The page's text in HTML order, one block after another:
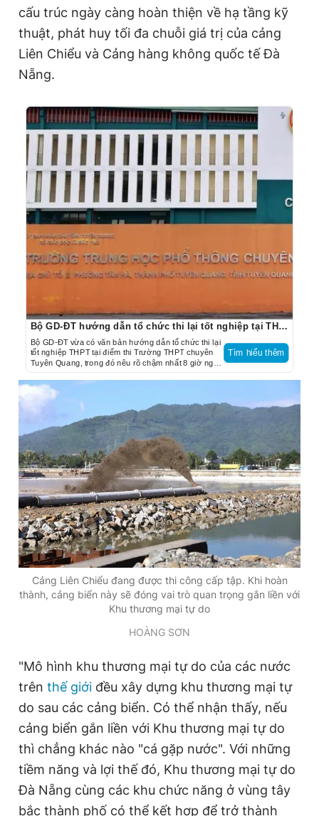
cấu trúc ngày càng hoàn thiện về hạ tầng kỹ
thuật, phát huy tối đa chuỗi giá trị của cảng
Liên Chiểu và Cảng hàng không quốc tế Đà
Nẵng.
Bộ GD-ĐT hướng dẫn tổ chức thi lại tốt nghiệp tại THPT chuyên Tuyên Quang
Bộ GD-ĐT vừa có văn bản hướng dẫn tổ chức thi lại
tốt nghiệp THPT tại điểm thi Trường THPT chuyên
Tuyên Quang, trong đó nêu rõ chậm nhất 8 giờ ngày
19.8, địa phương phải công bố kết quả thi.
Tìm hiểu thêm
Cảng Liên Chiểu đang được thi công cấp tập. Khi hoàn
thành, cảng biển này sẽ đóng vai trò quan trọng gắn liền với
Khu thương mại tự do
HOÀNG SƠN
"Mô hình khu thương mại tự do của các nước
trên thế giới đều xây dựng khu thương mại tự
do sau các cảng biển. Có thể nhận thấy, nếu
cảng biển gắn liền với Khu thương mại tự do
thì chẳng khác nào "cá gặp nước". Với những
tiềm năng và lợi thế đó, Khu thương mại tự do
Đà Nẵng cùng các khu chức năng ở vùng tây
bắc thành phố có thể kết hợp để trở thành